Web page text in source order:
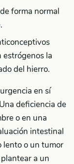
forma normal
estrógenos la
del hierro.
en sí
deficiencia de
o en una
intestinal
lento o un tumor
a un